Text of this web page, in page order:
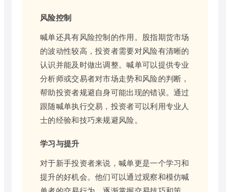
风险控制
喊单还具有风险控制的作用。股指期货市场
的波动性较高，投资者需要对风险有清晰的
认识并能及时做出调整。喊单可以提供专业
分析师或交易者对市场走势和风险的判断，
帮助投资者规避自身可能出现的错误。通过
跟随喊单执行交易，投资者可以利用专业人
士的经验和技巧来规避风险。
学习与提升
对于新手投资者来说，喊单更是一个学习和
提升的好机会。他们可以通过观察和模仿喊